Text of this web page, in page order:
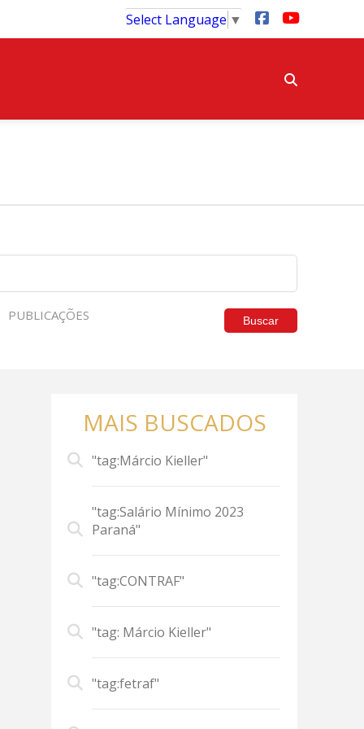
Select Language ▼
PUBLICAÇÕES Buscar
MAIS BUSCADOS
"tag:Márcio Kieller"
"tag:Salário Mínimo 2023
Paraná"
"tag:CONTRAF"
"tag: Márcio Kieller"
"tag:fetraf"